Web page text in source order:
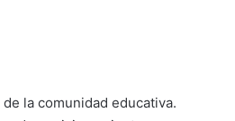
la comunidad educativa.